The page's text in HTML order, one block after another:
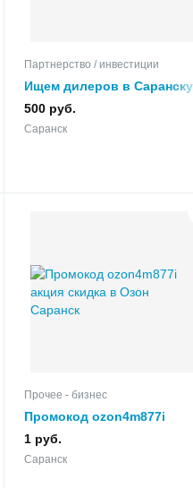
Партнерство / инвестиции
Ищем дилеров в Саранску
и области по продаже
искусственного камня.
500 руб.
Саранск
Прочее - бизнес
Промокод ozon4m877i
акция скидка в Озон
1 руб.
Саранск